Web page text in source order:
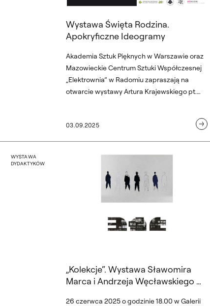
Wystawa Święta Rodzina.
Apokryficzne Ideogramy
Akademia Sztuk Pięknych w Warszawie oraz
Mazowieckie Centrum Sztuki Współczesnej
„Elektrownia” w Radomiu zapraszają na
otwarcie wystawy Artura Krajewskiego pt.
03.09.2025
drogą”
„Kolekcje“. Wystawa
WYSTAWA
DYDAKTYKÓW
„Kolekcje“. Wystawa Sławomira
Marca i Andrzeja Węcławskiego w
26 czerwca 2025 o godzinie 18.00 w Galerii